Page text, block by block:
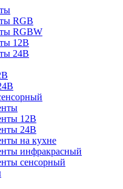
RGB
RGBW
12В
24В
12В
24В
на кухне
инфракрасный
сенсорный